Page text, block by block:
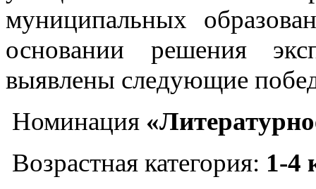
муниципальных
основании решения
выявлены следующие
Номинация
Возрастная категория: 1-4